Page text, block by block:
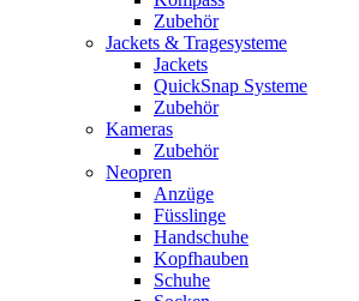
Zubehör
Jackets & Tragesysteme
Jackets
QuickSnap Systeme
Zubehör
Kameras
Zubehör
Neopren
Anzüge
Füsslinge
Handschuhe
Kopfhauben
Schuhe